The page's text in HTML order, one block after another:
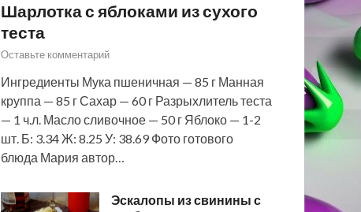
Шарлотка с яблоками из сухого
теста
Оставьте комментарий
Ингредиенты Мука пшеничная — 85 г Манная
круппа — 85 г Сахар — 60 г Разрыхлитель теста
— 1 ч.л. Масло сливочное — 50 г Яблоко — 1-2
шт. Б: 3.34 Ж: 8.25 У: 38.69 Фото готового
блюда Мария автор…
Эскалопы из свинины с